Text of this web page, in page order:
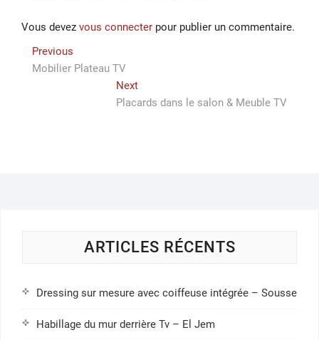
Vous devez vous connecter pour publier un commentaire.
Navigation
de
Previous
post:
Mobilier Plateau TV
NextNext
post:
Placards dans le salon & Meuble TV
ARTICLES RÉCENTS
Dressing sur mesure avec coiffeuse intégrée – Sousse
Habillage du mur derrière Tv – El Jem